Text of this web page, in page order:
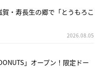
・寿長生の郷で「とうもろこ
2026.08.05
」オープン！限定ドー